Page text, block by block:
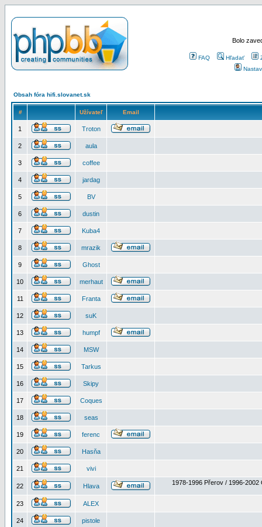
Bolo
FAQ Hľadať
Obsah fóra hifi.slovanet.sk
# Užívateľ Email
1 Troton
2 aula
3 coffee
4 jardag
5 BV
6 dustin
7 Kuba4
8 mrazik
9 Ghost
10 merhaut
11 Franta
12 suK
13 humpf
14 MSW
15 Tarkus
16 Skipy
17 Coques
18 seas
19 ferenc
20 Hasňa
21 vivi
22 Hlava 1978-1996 Přerov / 1996-2002
23 ALEX
24 pistole